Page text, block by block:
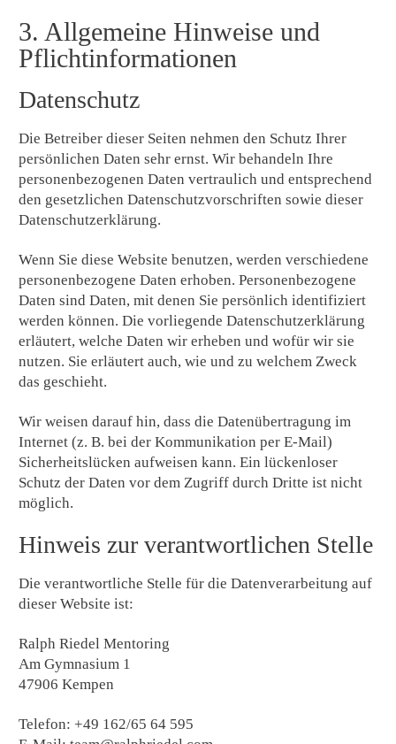
3. Allgemeine Hinweise und
Pflicht­informationen
Datenschutz
Die Betreiber dieser Seiten nehmen den Schutz Ihrer
persönlichen Daten sehr ernst. Wir behandeln Ihre
personenbezogenen Daten vertraulich und entsprechend
den gesetzlichen Datenschutzvorschriften sowie dieser
Datenschutzerklärung.
Wenn Sie diese Website benutzen, werden verschiedene
personenbezogene Daten erhoben. Personenbezogene
Daten sind Daten, mit denen Sie persönlich identifiziert
werden können. Die vorliegende Datenschutzerklärung
erläutert, welche Daten wir erheben und wofür wir sie
nutzen. Sie erläutert auch, wie und zu welchem Zweck
das geschieht.
Wir weisen darauf hin, dass die Datenübertragung im
Internet (z. B. bei der Kommunikation per E-Mail)
Sicherheitslücken aufweisen kann. Ein lückenloser
Schutz der Daten vor dem Zugriff durch Dritte ist nicht
möglich.
Hinweis zur verantwortlichen Stelle
Die verantwortliche Stelle für die Datenverarbeitung auf
dieser Website ist:
Ralph Riedel Mentoring
Am Gymnasium 1
47906 Kempen
Telefon: +49 162/65 64 595